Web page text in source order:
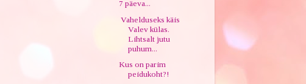
7 päeva...
Vahelduseks käis
Valev külas.
Lihtsalt jutu
puhum...
Kus on parim
peidukoht?!